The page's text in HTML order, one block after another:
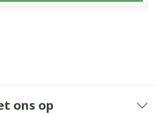
ons op